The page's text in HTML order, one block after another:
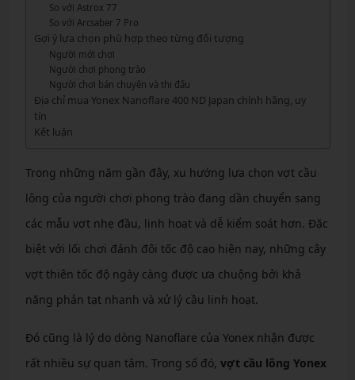
So với Astrox 77
So với Arcsaber 7 Pro
Gợi ý lựa chọn phù hợp theo từng đối tượng
Người mới chơi
Người chơi phong trào
Người chơi bán chuyên và thi đấu
Địa chỉ mua Yonex Nanoflare 400 ND Japan chính hãng, uy
tín
Kết luận
Trong những năm gần đây, xu hướng lựa chọn vợt cầu
lông của người chơi phong trào đang dần chuyển sang
các mẫu vợt nhẹ đầu, linh hoạt và dễ kiểm soát hơn. Đặc
biệt với lối chơi đánh đôi tốc độ cao hiện nay, những cây
vợt thiên tốc độ ngày càng được ưa chuộng bởi khả
năng phản tạt nhanh và xử lý cầu linh hoạt.
Đó cũng là lý do dòng Nanoflare của Yonex nhận được
rất nhiều sự quan tâm. Trong số đó, vợt cầu lông Yonex